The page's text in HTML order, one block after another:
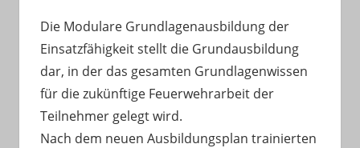
Die Modulare Grundlagenausbildung der
Einsatzfähigkeit stellt die Grundausbildung
dar, in der das gesamten Grundlagenwissen
für die zukünftige Feuerwehrarbeit der
Teilnehmer gelegt wird.
Nach dem neuen Ausbildungsplan trainierten